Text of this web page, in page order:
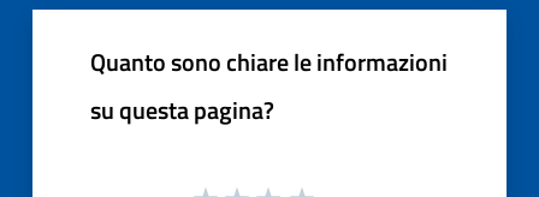
Quanto sono chiare le informazioni
su questa pagina?